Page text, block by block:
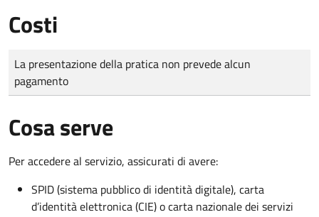
Costi
Tipo di pagamento
Importo
La presentazione della pratica non prevede alcun
pagamento
Cosa serve
Per accedere al servizio, assicurati di avere:
SPID (sistema pubblico di identità digitale), carta
d’identità elettronica (CIE) o carta nazionale dei servizi